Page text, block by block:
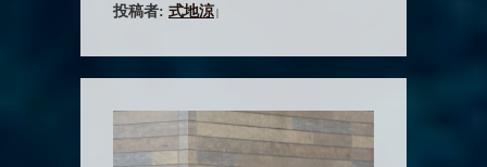
投稿者: 式地涼